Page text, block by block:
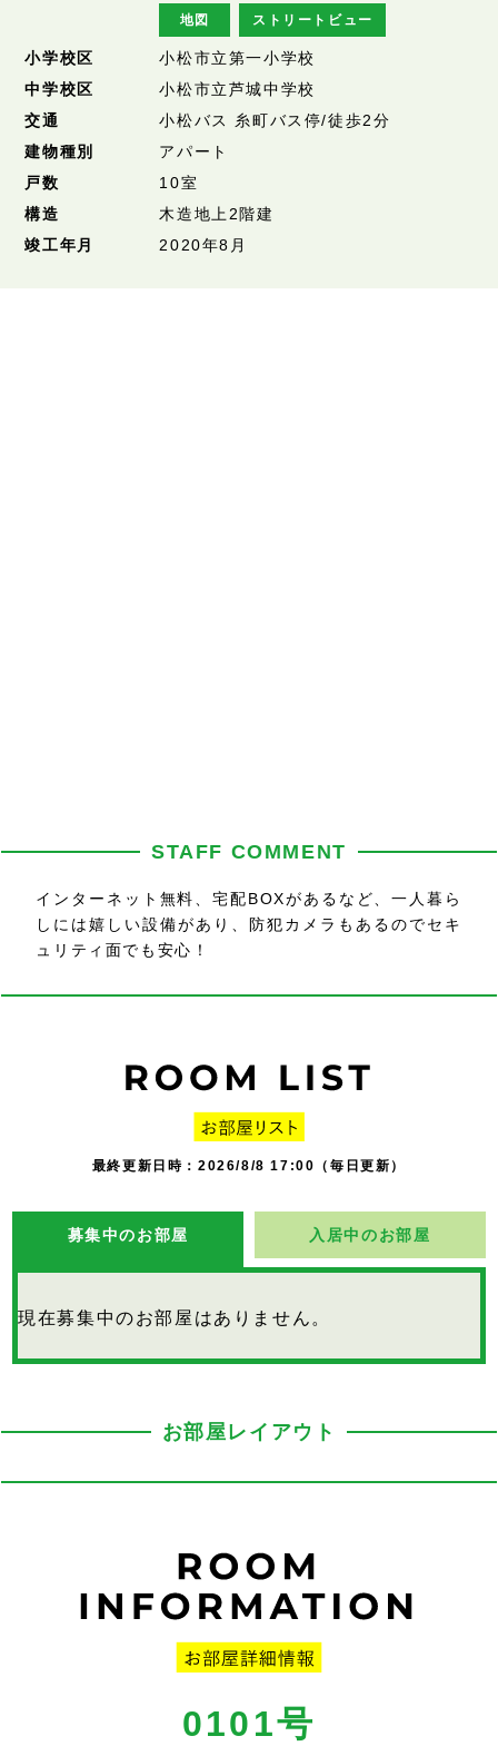
地図 ストリートビュー
小学校区
小松市立第一小学校
中学校区
小松市立芦城中学校
交通
小松バス 糸町バス停/徒歩2分
建物種別
アパート
戸数
10室
構造
木造地上2階建
竣工年月
2020年8月
STAFF COMMENT
インターネット無料、宅配BOXがあるなど、一人暮ら
しには嬉しい設備があり、防犯カメラもあるのでセキ
ュリティ面でも安心！
最終更新日時：2026/8/8 17:00（毎日更新）
募集中のお部屋 入居中のお部屋
現在募集中のお部屋はありません。
お部屋レイアウト
0101号